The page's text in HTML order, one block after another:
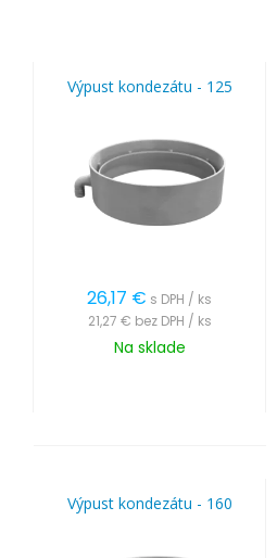
Výpust kondezátu - 125
26,17 € s DPH / ks
21,27 € bez DPH / ks
Na sklade
Výpust kondezátu - 160